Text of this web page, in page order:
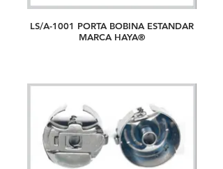
LS/A-1001 PORTA BOBINA ESTANDAR
MARCA HAYA®